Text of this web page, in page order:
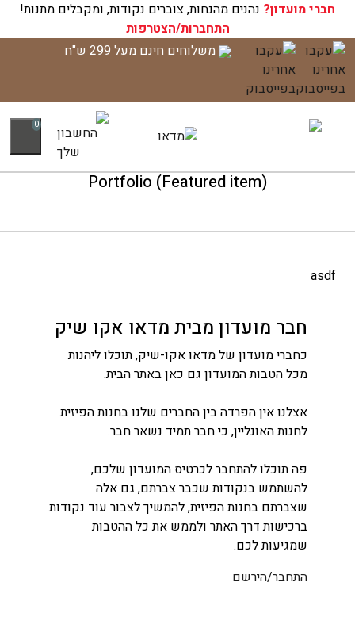
חברי מועדון? נהנים מהנחות, צוברים נקודות, ומקבלים מתנות!
התחברות/הצטרפות
דלג
לתוכן
משלוחים חינם מעל 299 ש"ח
0
עגלת הקניות שלך ריקה כעת!
Portfolio (Featured item)
asdf
חבר מועדון מבית מדאו אקו שיק
כחברי מועדון של מדאו אקו-שיק, תוכלו ליהנות
מכל הטבות המועדון גם כאן באתר הבית.
אצלנו אין הפרדה בין החברים שלנו בחנות הפיזית
לחנות האונליין, כי חבר תמיד נשאר חבר.
פה תוכלו להתחבר לכרטיס המועדון שלכם,
להשתמש בנקודות שכבר צברתם, גם אלה
שצברתם בחנות הפיזית, להמשיך לצבור עוד נקודות
ברכישות דרך האתר ולממש את כל ההטבות
שמגיעות לכם.
התחבר/הירשם